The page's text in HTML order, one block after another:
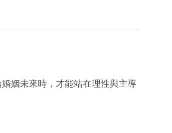
姻未來時，才能站在理性與主導